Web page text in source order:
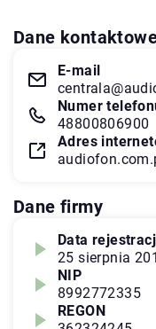
Dane
E-mail
Numer
48800806900
Adres
Dane firmy
Data
25 sierpnia
NIP
8992772335
REGON